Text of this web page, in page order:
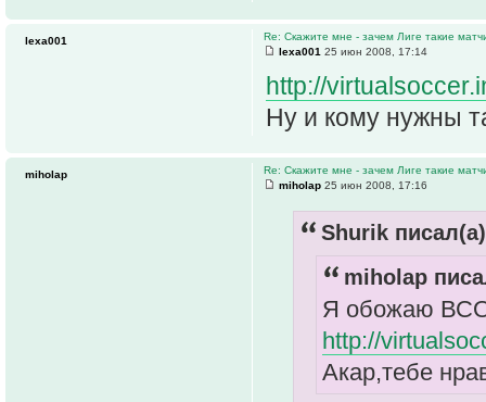
Re: Скажите мне - зачем Лиге такие
lexa001 25 июн 2008, 17:14
http://
Ну и кому нужны
lexa001
Re: Скажите мне - зачем Лиге такие
miholap 25 июн 2008, 17:16
Shurik
miholap
Я обожаю
http://
Акар,тебе
miholap